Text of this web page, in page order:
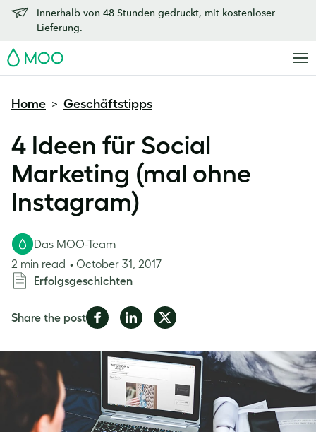
Innerhalb von 48 Stunden gedruckt, mit kostenloser
Lieferung.
MOO
Home > Geschäftstipps
4 Ideen für Social
Marketing (mal ohne
Instagram)
Das MOO-Team
2 min read
October 31, 2017
Erfolgsgeschichten
Share the postShare
Facebook
Share
LinkedIn
Share
Twitter